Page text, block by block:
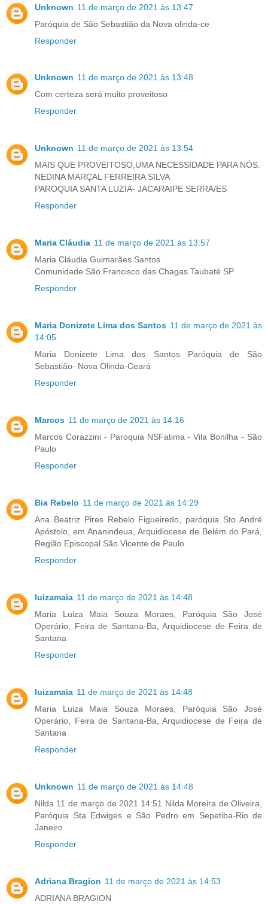
Unknown 11 de março de 2021 às 13:47
Paróquia de São Sebastião da Nova olinda-ce
Responder
Unknown 11 de março de 2021 às 13:48
Com certeza será muito proveitoso
Responder
Unknown 11 de março de 2021 às 13:54
MAIS QUE PROVEITOSO,UMA NECESSIDADE PARA NÓS.
NEDINA MARÇAL FERREIRA SILVA
PAROQUIA SANTA LUZIA- JACARAIPE SERRA/ES
Responder
Maria Cláudia 11 de março de 2021 às 13:57
Maria Cláudia Guimarães Santos
Comunidade São Francisco das Chagas Taubaté SP
Responder
Maria Donizete Lima dos Santos 11 de março de 2021 às
14:05
Maria Donizete Lima dos Santos Paróquia de São
Sebastião- Nova Olinda-Ceará
Responder
Marcos 11 de março de 2021 às 14:16
Marcos Corazzini - Paroquia NSFatima - Vila Bonilha - São
Paulo
Responder
Bia Rebelo 11 de março de 2021 às 14:29
Ana Beatriz Pires Rebelo Figueiredo, paróquia Sto André
Apóstolo, em Ananindeua, Arquidiocese de Belém do Pará,
Região Episcopal São Vicente de Paulo
Responder
luizamaia 11 de março de 2021 às 14:48
Maria Luiza Maia Souza Moraes, Paróquia São José
Operário, Feira de Santana-Ba, Arquidiocese de Feira de
Santana
Responder
luizamaia 11 de março de 2021 às 14:48
Maria Luiza Maia Souza Moraes, Paróquia São José
Operário, Feira de Santana-Ba, Arquidiocese de Feira de
Santana
Responder
Unknown 11 de março de 2021 às 14:48
Nilda 11 de março de 2021 14:51 Nilda Moreira de Oliveira,
Paróquia Sta Edwiges e São Pedro em Sepetiba-Rio de
Janeiro
Responder
Adriana Bragion 11 de março de 2021 às 14:53
ADRIANA BRAGION